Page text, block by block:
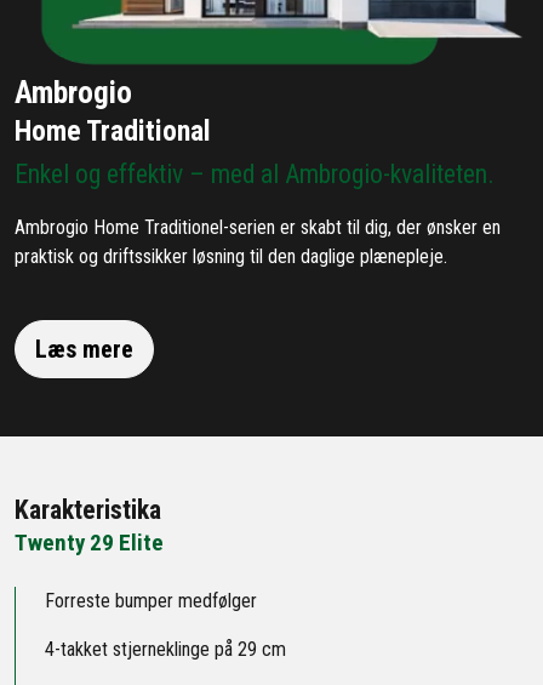
Ambrogio
Home Traditional
Enkel og effektiv – med al Ambrogio-kvaliteten.
Ambrogio Home Traditionel-serien er skabt til dig, der ønsker en
praktisk og driftssikker løsning til den daglige plænepleje.
Læs mere
Karakteristika
Twenty 29 Elite
Forreste bumper medfølger
4-takket stjerneklinge på 29 cm